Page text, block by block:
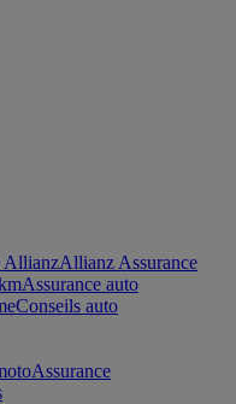
AllianzAllianz Assurance
Assurance auto
Conseils auto
Assurance